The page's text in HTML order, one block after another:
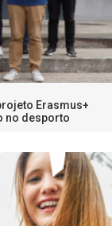
Erasmus+
no desporto